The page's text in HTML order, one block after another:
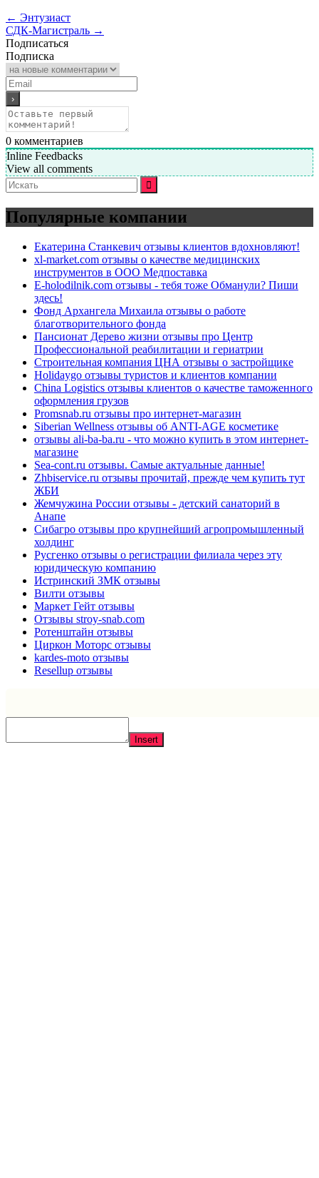
← Энтузиаст
СДК-Магистраль →
Подписаться
Подписка
0 комментариев
Inline Feedbacks
View all comments
Искать:
Популярные компании
Екатерина Станкевич отзывы клиентов вдохновляют!
xl-market.com отзывы о качестве медицинских
инструментов в ООО Медпоставка
E-holodilnik.com отзывы - тебя тоже Обманули? Пиши
здесь!
Фонд Архангела Михаила отзывы о работе
благотворительного фонда
Пансионат Дерево жизни отзывы про Центр
Профессиональной реабилитации и гериатрии
Строительная компания ЦНА отзывы о застройщике
Holidaygo отзывы туристов и клиентов компании
China Logistics отзывы клиентов о качестве таможенного
оформления грузов
Promsnab.ru отзывы про интернет-магазин
Siberian Wellness отзывы об ANTI-AGE косметике
отзывы ali-ba-ba.ru - что можно купить в этом интернет-
магазине
Sea-cont.ru отзывы. Самые актуальные данные!
Zhbiservice.ru отзывы прочитай, прежде чем купить тут
ЖБИ
Жемчужина России отзывы - детский санаторий в
Анапе
Сибагро отзывы про крупнейший агропромышленный
холдинг
Русгенко отзывы о регистрации филиала через эту
юридическую компанию
Истринский ЗМК отзывы
Вилти отзывы
Маркет Гейт отзывы
Отзывы stroy-snab.com
Ротенштайн отзывы
Циркон Моторс отзывы
kardes-moto отзывы
Resellup отзывы
Insert